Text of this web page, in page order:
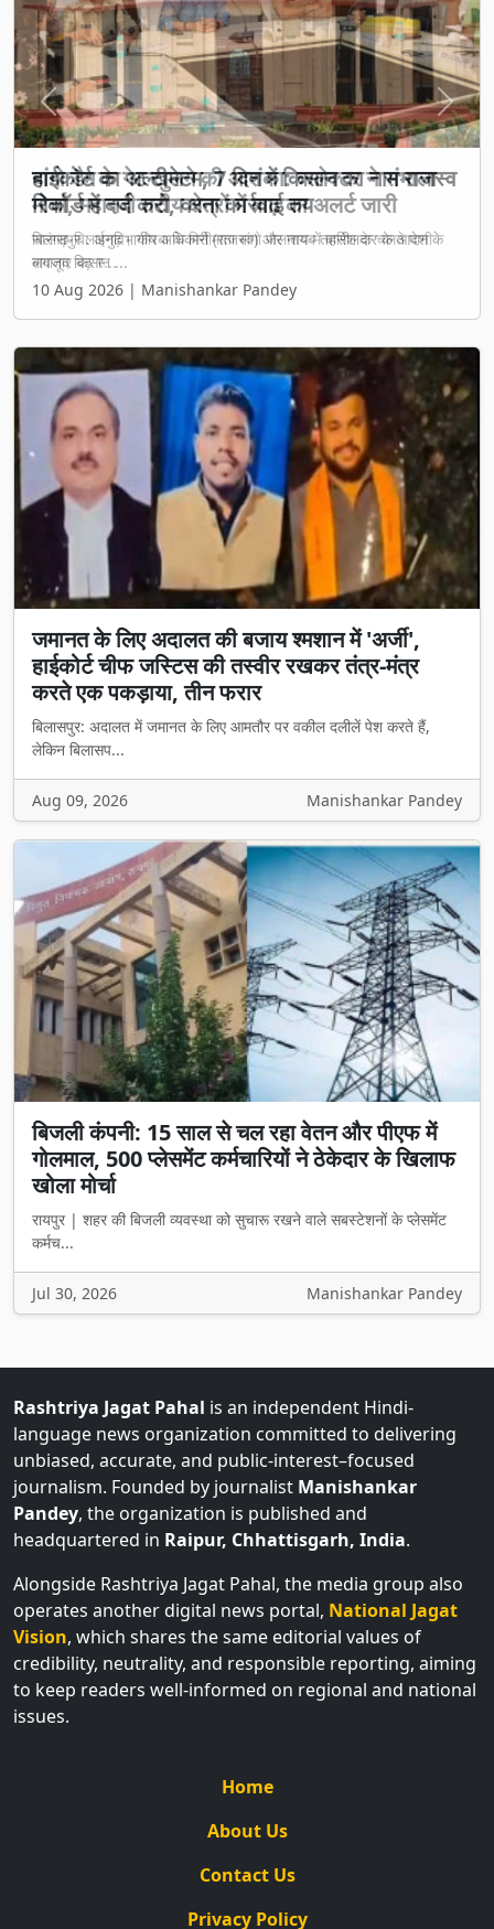
बांगो डैम के गेट खुलने की आशंका: कलेक्टर ने संभाला
मोर्चा, महानदी तटीय क्षेत्रों में बाढ़ का अलर्ट जारी
सारंगढ़-बिलाईगढ़। कोरबा के मिनीमाता बांगो जलाशय में बारिश के चलते पानी
लगातार बढ़ र...
10 Aug 2026 | Manishankar Pandey
Previous Next
जमानत के लिए अदालत की बजाय श्मशान में 'अर्जी',
हाईकोर्ट चीफ जस्टिस की तस्वीर रखकर तंत्र-मंत्र
करते एक पकड़ाया, तीन फरार
बिलासपुर: अदालत में जमानत के लिए आमतौर पर वकील दलीलें पेश करते हैं,
लेकिन बिलासप...
Aug 09, 2026 Manishankar Pandey
बिजली कंपनी: 15 साल से चल रहा वेतन और पीएफ में
गोलमाल, 500 प्लेसमेंट कर्मचारियों ने ठेकेदार के खिलाफ
खोला मोर्चा
रायपुर | शहर की बिजली व्यवस्था को सुचारू रखने वाले सबस्टेशनों के प्लेसमेंट
कर्मच...
Jul 30, 2026 Manishankar Pandey
Rashtriya Jagat Pahal is an independent Hindi-
language news organization committed to delivering
unbiased, accurate, and public-interest–focused
journalism. Founded by journalist Manishankar
Pandey, the organization is published and
headquartered in Raipur, Chhattisgarh, India.
Alongside Rashtriya Jagat Pahal, the media group also
operates another digital news portal, National Jagat
Vision, which shares the same editorial values of
credibility, neutrality, and responsible reporting, aiming
to keep readers well-informed on regional and national
issues.
Home
About Us
Contact Us
Privacy Policy